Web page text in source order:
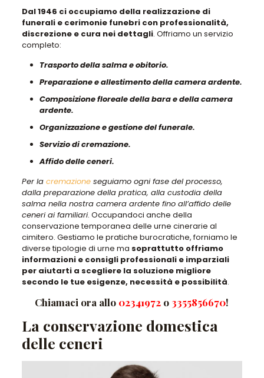
Dal 1946 ci occupiamo della realizzazione di
funerali e cerimonie funebri con professionalità,
discrezione e cura nei dettagli. Offriamo un servizio
completo:
Trasporto della salma e obitorio.
Preparazione e allestimento della camera ardente.
Composizione floreale della bara e della camera
ardente.
Organizzazione e gestione del funerale.
Servizio di cremazione.
Affido delle ceneri.
Per la cremazioneseguiamo ogni fase del processo,
dalla preparazione della pratica, alla custodia della
salma nella nostra camera ardente fino all’affido delle
ceneri ai familiari. Occupandoci anche della
conservazione temporanea delle urne cinerarie al
cimitero. Gestiamo le pratiche burocratiche, forniamo le
diverse tipologie di urne ma soprattutto offriamo
informazioni e consigli professionali e imparziali
per aiutarti a scegliere la soluzione migliore
secondo le tue esigenze, necessità e possibilità.
Chiamaci ora allo 02341972 o 3355856670!
La conservazione domestica
delle ceneri